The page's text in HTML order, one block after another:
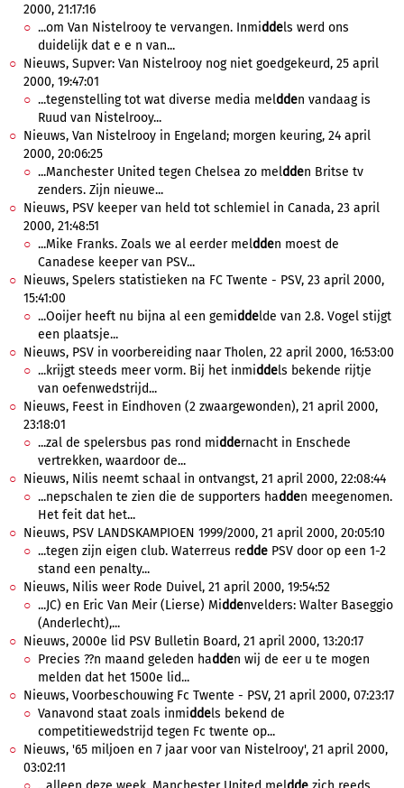
2000, 21:17:16
...om Van Nistelrooy te vervangen. Inmiddels werd ons
duidelijk dat e e n van...
Nieuws, Supver: Van Nistelrooy nog niet goedgekeurd, 25 april
2000, 19:47:01
...tegenstelling tot wat diverse media meldden vandaag is
Ruud van Nistelrooy...
Nieuws, Van Nistelrooy in Engeland; morgen keuring, 24 april
2000, 20:06:25
...Manchester United tegen Chelsea zo meldden Britse tv
zenders. Zijn nieuwe...
Nieuws, PSV keeper van held tot schlemiel in Canada, 23 april
2000, 21:48:51
...Mike Franks. Zoals we al eerder meldden moest de
Canadese keeper van PSV...
Nieuws, Spelers statistieken na FC Twente - PSV, 23 april 2000,
15:41:00
...Ooijer heeft nu bijna al een gemiddelde van 2.8. Vogel stijgt
een plaatsje...
Nieuws, PSV in voorbereiding naar Tholen, 22 april 2000, 16:53:00
...krijgt steeds meer vorm. Bij het inmiddels bekende rijtje
van oefenwedstrijd...
Nieuws, Feest in Eindhoven (2 zwaargewonden), 21 april 2000,
23:18:01
...zal de spelersbus pas rond middernacht in Enschede
vertrekken, waardoor de...
Nieuws, Nilis neemt schaal in ontvangst, 21 april 2000, 22:08:44
...nepschalen te zien die de supporters hadden meegenomen.
Het feit dat het...
Nieuws, PSV LANDSKAMPIOEN 1999/2000, 21 april 2000, 20:05:10
...tegen zijn eigen club. Waterreus redde PSV door op een 1-2
stand een penalty...
Nieuws, Nilis weer Rode Duivel, 21 april 2000, 19:54:52
...JC) en Eric Van Meir (Lierse) Middenvelders: Walter Baseggio
(Anderlecht),...
Nieuws, 2000e lid PSV Bulletin Board, 21 april 2000, 13:20:17
Precies ??n maand geleden hadden wij de eer u te mogen
melden dat het 1500e lid...
Nieuws, Voorbeschouwing Fc Twente - PSV, 21 april 2000, 07:23:17
Vanavond staat zoals inmiddels bekend de
competitiewedstrijd tegen Fc twente op...
Nieuws, '65 miljoen en 7 jaar voor van Nistelrooy', 21 april 2000,
03:02:11